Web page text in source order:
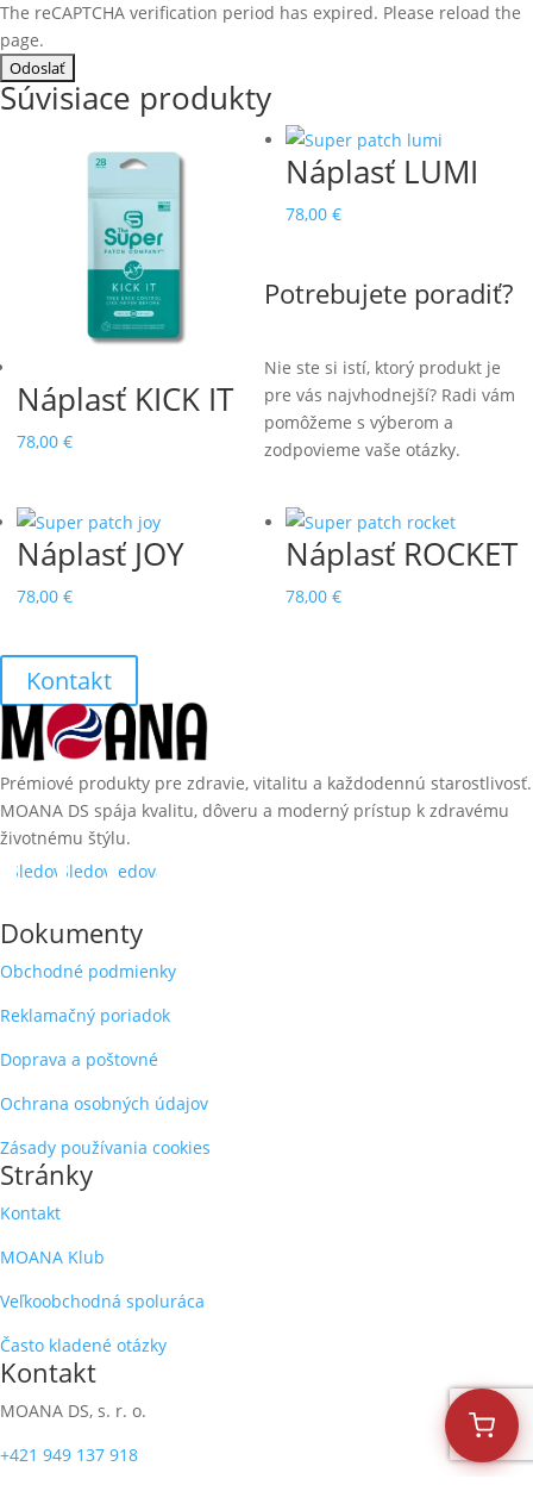
The reCAPTCHA verification period has expired. Please reload the
page.
Súvisiace produkty
Náplasť KICK IT
78,00 €
Náplasť LUMI
78,00 €
Náplasť JOY
78,00 €
Náplasť ROCKET
78,00 €
Potrebujete poradiť?
Nie ste si istí, ktorý produkt je
pre vás najvhodnejší? Radi vám
pomôžeme s výberom a
zodpovieme vaše otázky.
Kontakt
Prémiové produkty pre zdravie, vitalitu a každodennú starostlivosť.
MOANA DS spája kvalitu, dôveru a moderný prístup k zdravému
životnému štýlu.
SledovaťSledovaťSledovať
Dokumenty
Obchodné podmienky
Reklamačný poriadok
Doprava a poštovné
Ochrana osobných údajov
Zásady používania cookies
Stránky
Kontakt
MOANA Klub
Veľkoobchodná spoluráca
Často kladené otázky
Kontakt
MOANA DS, s. r. o.
+421 949 137 918